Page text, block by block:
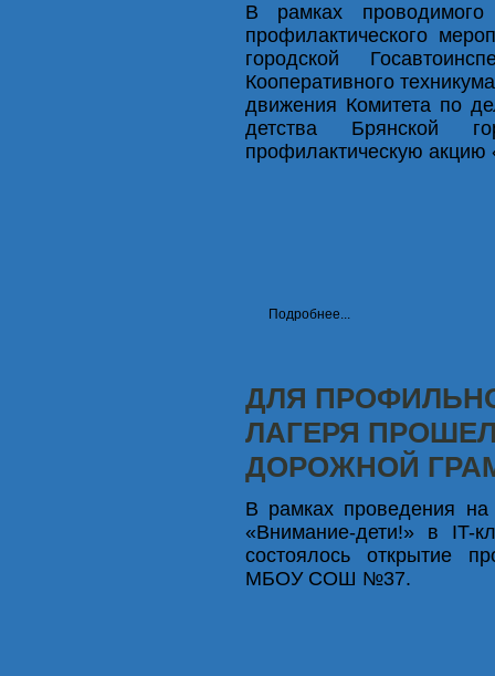
В рамках проводимого
профилактического
городской
Кооперативного
движения Комитета по
детства Брянской
профилактическую
Подробнее...
ДЛЯ
ЛАГЕРЯ
ДОРОЖНОЙ
В рамках проведения на
«Внимание-дети!» в IT-
состоялось открытие
МБОУ СОШ №37.